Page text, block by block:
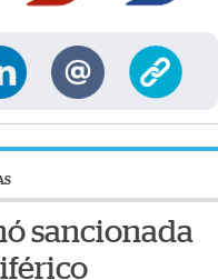
sancionada